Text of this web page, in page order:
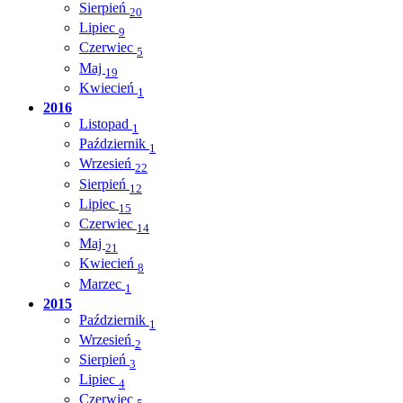
Sierpień 20
Lipiec 9
Czerwiec 5
Maj 19
Kwiecień 1
2016
Listopad 1
Październik 1
Wrzesień 22
Sierpień 12
Lipiec 15
Czerwiec 14
Maj 21
Kwiecień 8
Marzec 1
2015
Październik 1
Wrzesień 2
Sierpień 3
Lipiec 4
Czerwiec